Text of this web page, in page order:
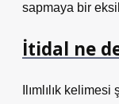
sapmaya bir
İtidal ne
Ilımlılık